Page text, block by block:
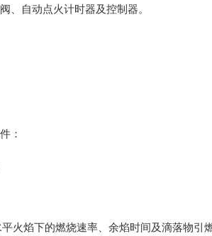
、自动点火计时器及控制器。
：
火焰下的燃烧速率、余焰时间及滴落物引